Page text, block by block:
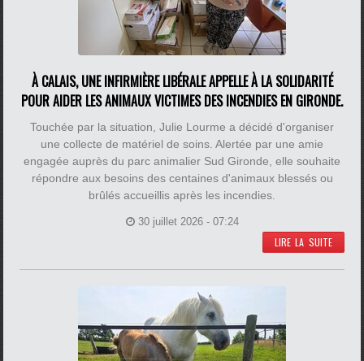
À CALAIS, UNE INFIRMIÈRE LIBÉRALE APPELLE À LA SOLIDARITÉ
POUR AIDER LES ANIMAUX VICTIMES DES INCENDIES EN GIRONDE.
Touchée par la situation, Julie Lourme a décidé d'organiser
une collecte de matériel de soins. Alertée par une amie
engagée auprès du parc animalier Sud Gironde, elle souhaite
répondre aux besoins des centaines d'animaux blessés ou
brûlés accueillis après les incendies.
30 juillet 2026 - 07:24
LIRE LA SUITE